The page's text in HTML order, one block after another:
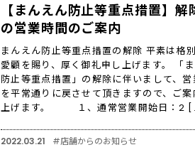
【まんえん防止等重点措置】解
の営業時間のご案内
まんえん防止等重点措置の解除 平素は格
愛顧を賜り、厚く御礼申し上げます。 「
防止等重点措置」の解除に伴いまして、営
を平常通りに戻させて頂きますので、ご案
上げます。 １、通常営業開始日：2
2022.03.21 #店舗からのお知らせ